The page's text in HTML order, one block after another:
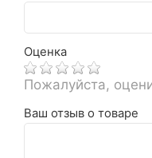
Оценка
Пожалуйста,
Ваш отзыв о товаре